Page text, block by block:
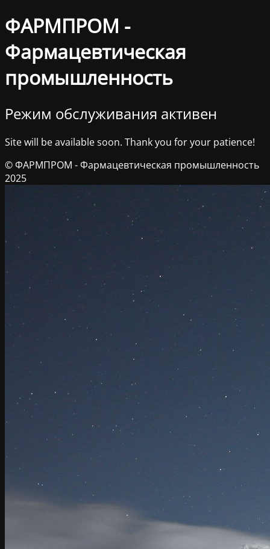
ФАРМПРОМ -
Фармацевтическая
промышленность
Режим обслуживания активен
Site will be available soon. Thank you for your patience!
© ФАРМПРОМ - Фармацевтическая промышленность
2025